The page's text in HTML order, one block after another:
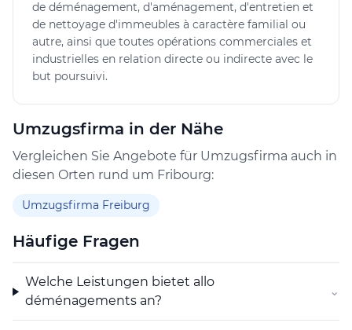
déménagements zu einem vielseitigen Dienstleister für
Umzug Fribourg und angrenzende Regionen.
de déménagement, d'aménagement, d'entretien et
de nettoyage d'immeubles à caractère familial ou
autre, ainsi que toutes opérations commerciales et
industrielles en relation directe ou indirecte avec le
but poursuivi.
Umzugsfirma in der Nähe
Vergleichen Sie Angebote für Umzugsfirma auch in
diesen Orten rund um Fribourg:
Umzugsfirma Freiburg
Häufige Fragen
Welche Leistungen bietet allo
déménagements an?
⌄